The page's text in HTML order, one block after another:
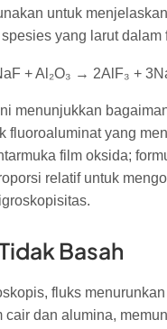
untuk
yang larut dalam
+ Al₂O₃ → 2AlF₃ +
menunjukkan
fluoroaluminat yang
film oksida;
relatif untuk
Basah
fluks
cair dan alumina,